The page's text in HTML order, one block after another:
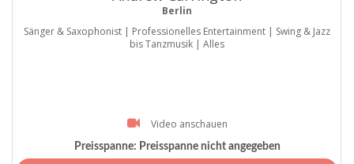
Berlin
Sänger & Saxophonist | Professionelles Entertainment | Swing & Jazz
bis Tanzmusik | Alles
Video anschauen
Preisspanne: Preisspanne nicht angegeben